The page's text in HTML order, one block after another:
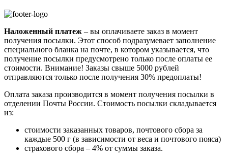
Наложенный платеж – вы оплачиваете заказ в момент
получения посылки. Этот способ подразумевает заполнение
специального бланка на почте, в котором указывается, что
получение посылки предусмотрено только после оплаты ее
стоимости. Внимание! Заказы свыше 5000 рублей
отправляются только после получения 30% предоплаты!
Оплата заказа производится в момент получения посылки в
отделении Почты России. Стоимость посылки складывается
из:
стоимости заказанных товаров, почтового сбора за
каждые 500 г (в зависимости от веса и почтового пояса)
страхового сбора – 4% от суммы заказа.